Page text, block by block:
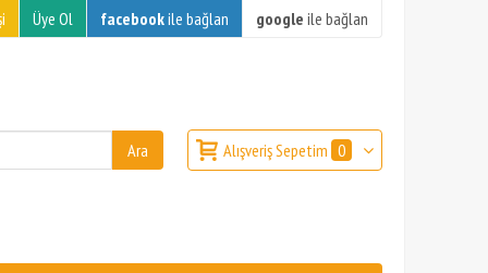
Üye Ol facebookile bağlan google ile bağlan
Alışveriş Sepetim 0